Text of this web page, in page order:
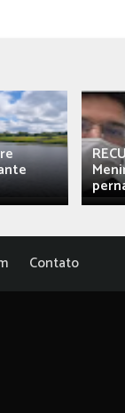
Contato